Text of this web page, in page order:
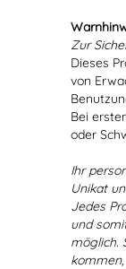
Zur
Dieses
von
Bei
oder
Ihr
Unikat
Jedes
und
möglich.